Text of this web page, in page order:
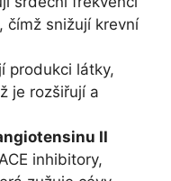
čímž snižují krevní
produkci látky,
je rozšiřují a
II
inhibitory,